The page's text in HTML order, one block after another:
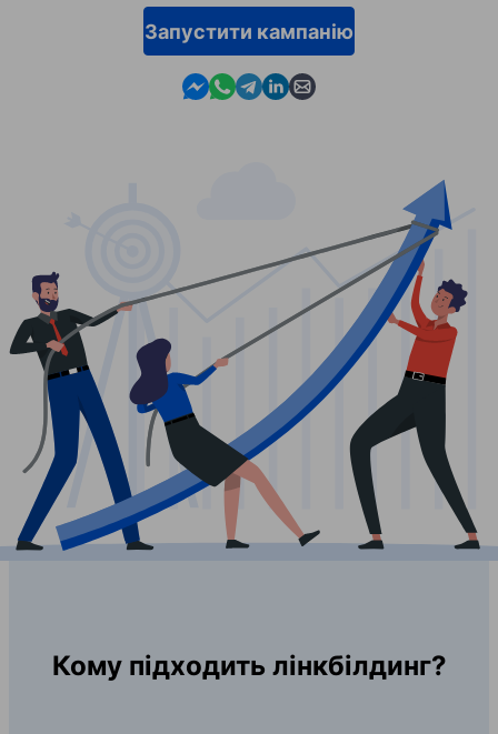
Запустити кампанію
Contact us in Messenger
Contact us in WhatsApp
Contact us in Telegram
Contact us in Linkedin
Contact us by email
Кому підходить лінкбілдинг?